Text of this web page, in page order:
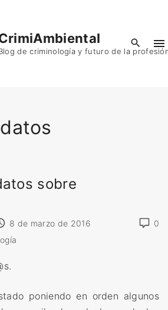
de criminología y futuro de la
datos
sobre
0
8 de marzo de 2016
poniendo en orden algunos